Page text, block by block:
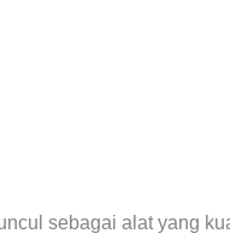
sebagai alat yang